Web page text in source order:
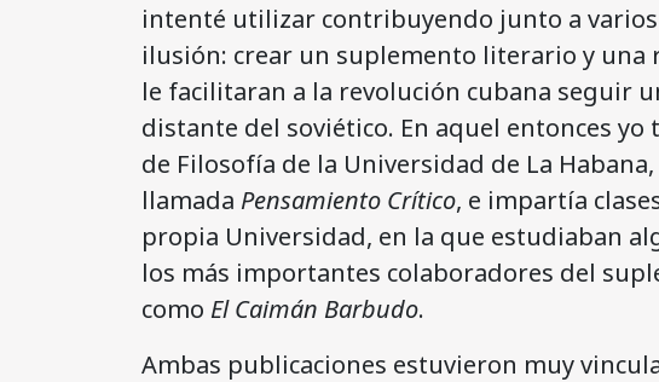
intenté utilizar contribuyendo junto a
ilusión: crear un suplemento literario y una
le facilitaran a la revolución cubana seguir
distante del soviético. En aquel entonces
de Filosofía de la Universidad de La
llamada Pensamiento Crítico, e impartía
propia Universidad, en la que estudiaban
los más importantes colaboradores del
como El Caimán Barbudo.
Ambas publicaciones estuvieron muy